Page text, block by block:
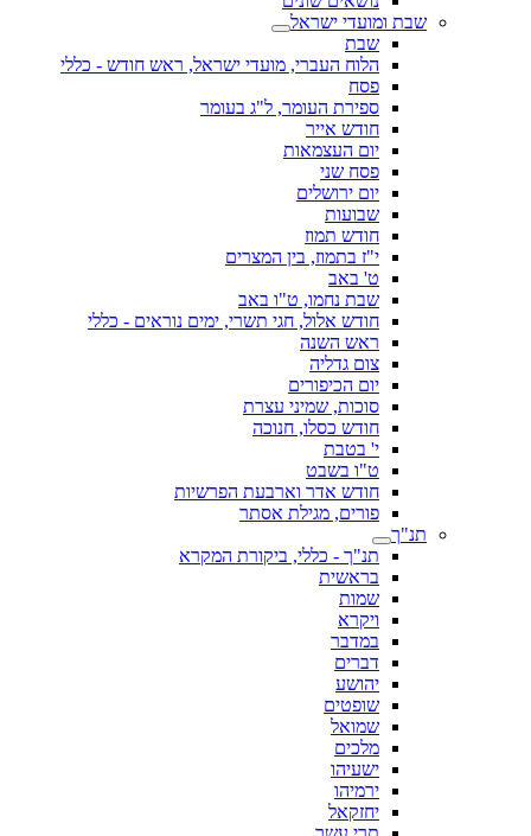
שבת ומועדי ישראל
שבת
הלוח העברי, מועדי ישראל, ראש חודש - כללי
פסח
ספירת העומר, ל"ג בעומר
חודש אייר
יום העצמאות
פסח שני
יום ירושלים
שבועות
חודש תמוז
י"ז בתמוז, בין המצרים
ט' באב
שבת נחמו, ט"ו באב
חודש אלול, חגי תשרי, ימים נוראים - כללי
ראש השנה
צום גדליה
יום הכיפורים
סוכות, שמיני עצרת
חודש כסלו, חנוכה
י' בטבת
ט"ו בשבט
חודש אדר וארבעת הפרשיות
פורים, מגילת אסתר
תנ"ך
תנ"ך - כללי, ביקורת המקרא
בראשית
שמות
ויקרא
במדבר
דברים
יהושע
שופטים
שמואל
מלכים
ישעיהו
ירמיהו
יחזקאל